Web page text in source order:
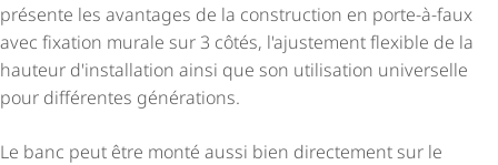
présente les avantages de la construction en porte-à-faux
avec fixation murale sur 3 côtés, l'ajustement flexible de la
hauteur d'installation ainsi que son utilisation universelle
pour différentes générations.
Le banc peut être monté aussi bien directement sur le